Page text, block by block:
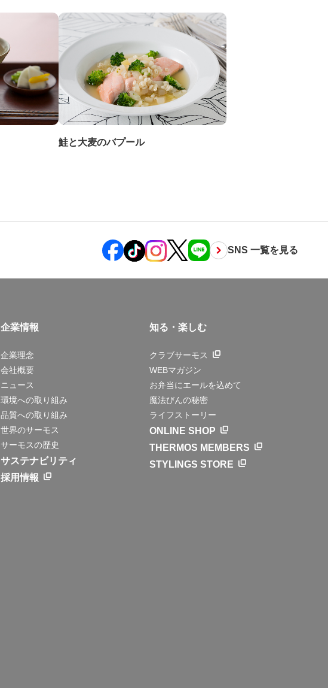
鮭と大麦のバプール
SNS 一覧を見る
企業情報
企業理念
会社概要
ニュース
環境への取り組み
品質への取り組み
世界のサーモス
サーモスの歴史
サステナビリティ
採用情報
知る・楽しむ
クラブサーモス
WEBマガジン
お弁当にエールを込めて
魔法びんの秘密
ライフストーリー
ONLINE SHOP
THERMOS MEMBERS
STYLINGS STORE